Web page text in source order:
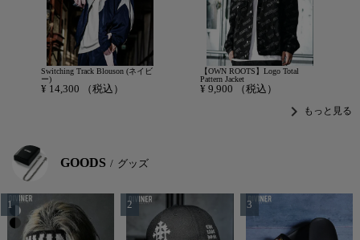
Switching Track Blouson (ネイビ
ー)
¥ 14,300 （税込）
【OWN ROOTS】Logo Total
Pattern Jacket
¥ 9,900 （税込）
chevron_right もっと見る
GOODS グッズ